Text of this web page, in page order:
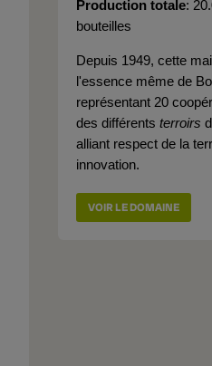
Production totale
bouteilles
Depuis 1949, cette
l'essence même de
représentant 20
des différents terroirs
alliant respect de la
innovation.
VOIR LE DOMAINE